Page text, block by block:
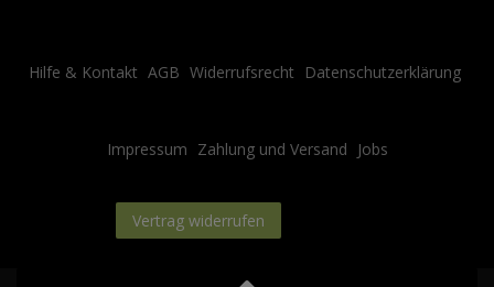
Hilfe & Kontakt AGB Widerrufsrecht Datenschutzerklärung
Impressum Zahlung und Versand Jobs
Vertrag widerrufen